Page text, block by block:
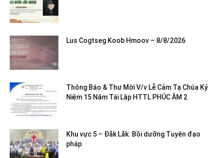
Lus Cogtseg Koob Hmoov – 8/8/2026
Thông Báo & Thư Mời V/v Lễ Cảm Tạ Chúa Kỷ
Niệm 15 Năm Tái Lập HTTL PHÚC ÂM 2
Khu vực 5 – Đắk Lắk: Bồi dưỡng Tuyên đạo
pháp